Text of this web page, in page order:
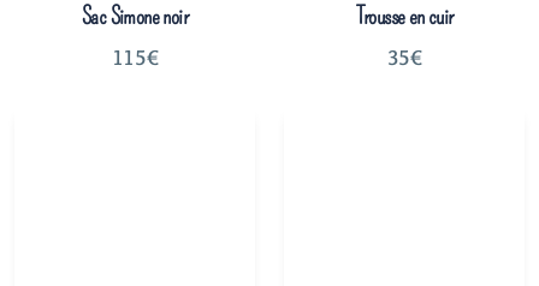
Sac Simone noir
115€
Trousse en cuir
35€